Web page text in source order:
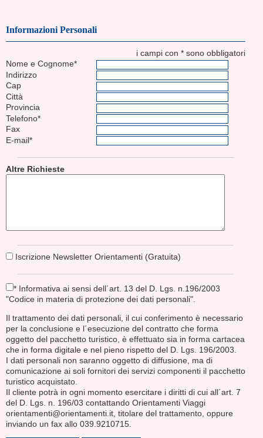
Informazioni Personali
i campi con * sono obbligatori
Nome e Cognome*
Indirizzo
Cap
Città
Provincia
Telefono*
Fax
E-mail*
Altre Richieste
Iscrizione Newsletter Orientamenti (Gratuita)
* Informativa ai sensi dell´art. 13 del D. Lgs. n.196/2003
"Codice in materia di protezione dei dati personali".
Il trattamento dei dati personali, il cui conferimento è necessario
per la conclusione e l´esecuzione del contratto che forma
oggetto del pacchetto turistico, è effettuato sia in forma cartacea
che in forma digitale e nel pieno rispetto del D. Lgs. 196/2003.
I dati personali non saranno oggetto di diffusione, ma di
comunicazione ai soli fornitori dei servizi componenti il pacchetto
turistico acquistato.
Il cliente potrà in ogni momento esercitare i diritti di cui all´art. 7
del D. Lgs. n. 196/03 contattando Orientamenti Viaggi
orientamenti@orientamenti.it, titolare del trattamento, oppure
inviando un fax allo 039.9210715.